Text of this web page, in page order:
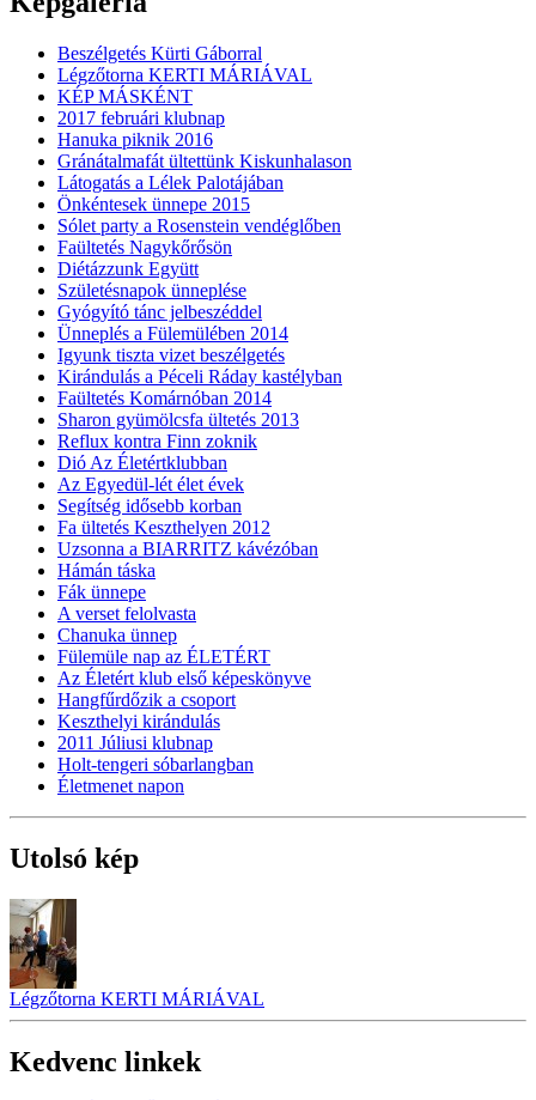
Beszélgetés Kürti Gáborral
Légzőtorna KERTI MÁRIÁVAL
KÉP MÁSKÉNT
2017 februári klubnap
Hanuka piknik 2016
Gránátalmafát ültettünk Kiskunhalason
Látogatás a Lélek Palotájában
Önkéntesek ünnepe 2015
Sólet party a Rosenstein vendéglőben
Faültetés Nagykőrősön
Diétázzunk Együtt
Születésnapok ünneplése
Gyógyító tánc jelbeszéddel
Ünneplés a Fülemülében 2014
Igyunk tiszta vizet beszélgetés
Kirándulás a Péceli Ráday kastélyban
Faültetés Komárnóban 2014
Sharon gyümölcsfa ültetés 2013
Reflux kontra Finn zoknik
Dió Az Életértklubban
Az Egyedül-lét élet évek
Segítség idősebb korban
Fa ültetés Keszthelyen 2012
Uzsonna a BIARRITZ kávézóban
Hámán táska
Fák ünnepe
A verset felolvasta
Chanuka ünnep
Fülemüle nap az ÉLETÉRT
Az Életért klub első képeskönyve
Hangfűrdőzik a csoport
Keszthelyi kirándulás
2011 Júliusi klubnap
Holt-tengeri sóbarlangban
Életmenet napon
Utolsó kép
Légzőtorna KERTI MÁRIÁVAL
Kedvenc linkek